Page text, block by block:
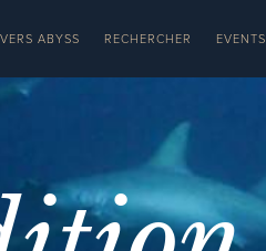
ABYSS RECHERCHER EVENTS